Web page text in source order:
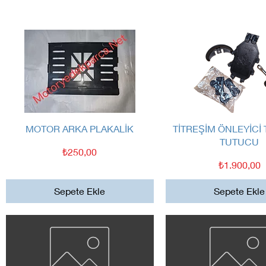
Hızlı Bakış
MOTOR ARKA PLAKALİK
Fiyat
₺250,00
Sepete Ekle
Hızlı Bakış
TİTREŞİM ÖNLEYİCİ
TUTUCU
Fiyat
₺1.900,00
Sepete Ekle